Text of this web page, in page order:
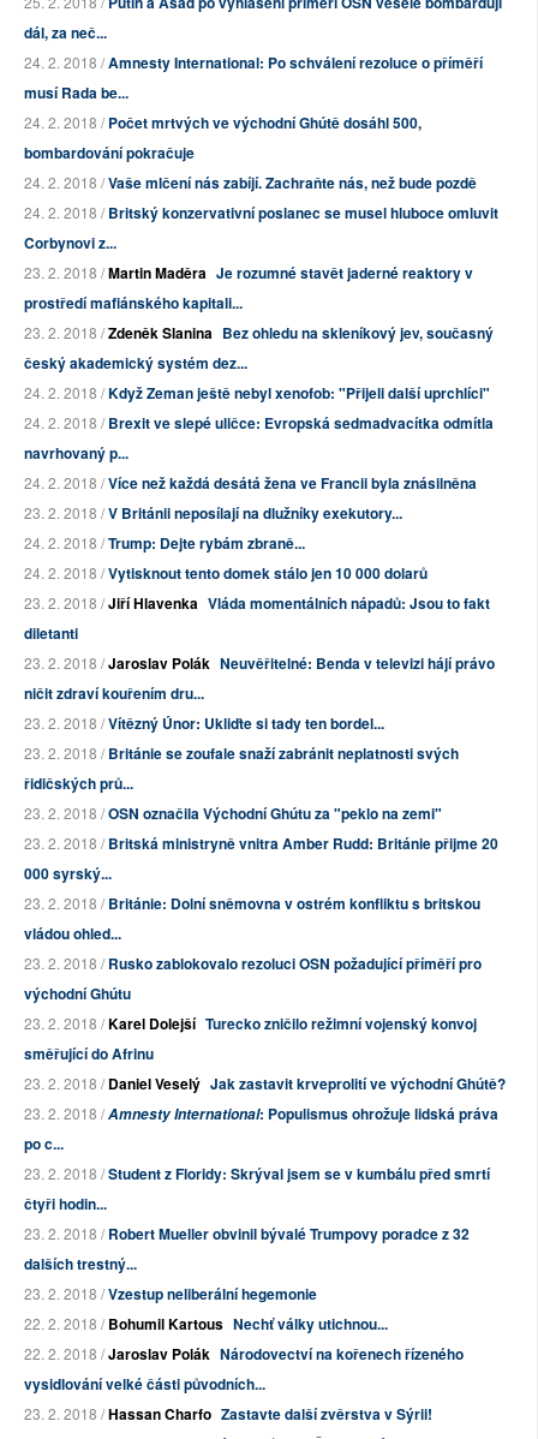
dál, za neč...
24. 2. 2018 /Amnesty International: Po schválení rezoluce o příměří
musí Rada be...
24. 2. 2018 /Počet mrtvých ve východní Ghútě dosáhl 500,
bombardování pokračuje
24. 2. 2018 /Vaše mlčení nás zabíjí. Zachraňte nás, než bude pozdě
24. 2. 2018 /Britský konzervativní poslanec se musel hluboce omluvit
Corbynovi z...
23. 2. 2018 /Martin Maděra Je rozumné stavět jaderné reaktory v
prostředí mafiánského kapitali...
23. 2. 2018 /Zdeněk Slanina Bez ohledu na skleníkový jev, současný
český akademický systém dez...
24. 2. 2018 /Když Zeman ještě nebyl xenofob: "Přijeli další uprchlíci"
24. 2. 2018 /Brexit ve slepé uličce: Evropská sedmadvacítka odmítla
navrhovaný p...
24. 2. 2018 /Více než každá desátá žena ve Francii byla znásilněna
23. 2. 2018 /V Británii neposílají na dlužníky exekutory...
24. 2. 2018 /Trump: Dejte rybám zbraně...
24. 2. 2018 /Vytisknout tento domek stálo jen 10 000 dolarů
23. 2. 2018 /Jiří Hlavenka Vláda momentálních nápadů: Jsou to fakt
diletanti
23. 2. 2018 /Jaroslav Polák Neuvěřitelné: Benda v televizi hájí právo
ničit zdraví kouřením dru...
23. 2. 2018 /Vítězný Únor: Ukliďte si tady ten bordel...
23. 2. 2018 /Británie se zoufale snaží zabránit neplatnosti svých
řidičských prů...
23. 2. 2018 /OSN označila Východní Ghútu za "peklo na zemi"
23. 2. 2018 /Britská ministryně vnitra Amber Rudd: Británie přijme 20
000 syrský...
23. 2. 2018 /Británie: Dolní sněmovna v ostrém konfliktu s britskou
vládou ohled...
23. 2. 2018 /Rusko zablokovalo rezoluci OSN požadující příměří pro
východní Ghútu
23. 2. 2018 /Karel Dolejší Turecko zničilo režimní vojenský konvoj
směřující do Afrinu
23. 2. 2018 /Daniel Veselý Jak zastavit krveprolití ve východní Ghútě?
23. 2. 2018 /Amnesty International: Populismus ohrožuje lidská práva
po c...
23. 2. 2018 /Student z Floridy: Skrýval jsem se v kumbálu před smrtí
čtyři hodin...
23. 2. 2018 /Robert Mueller obvinil bývalé Trumpovy poradce z 32
dalších trestný...
23. 2. 2018 /Vzestup neliberální hegemonie
22. 2. 2018 /Bohumil Kartous Nechť války utichnou...
22. 2. 2018 /Jaroslav Polák Národovectví na kořenech řízeného
vysidlování velké části původních...
23. 2. 2018 /Hassan Charfo Zastavte další zvěrstva v Sýrii!